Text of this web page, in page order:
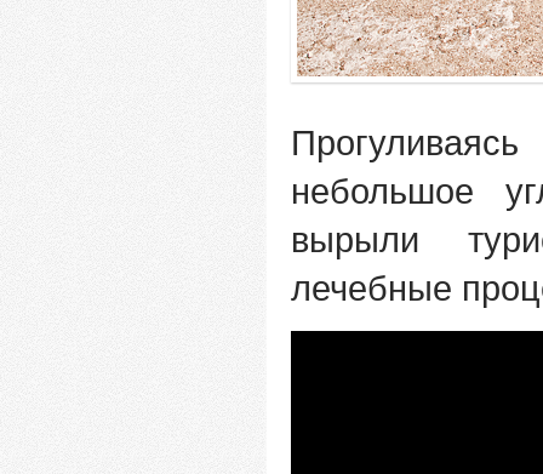
небольшое
вырыли
лечебные